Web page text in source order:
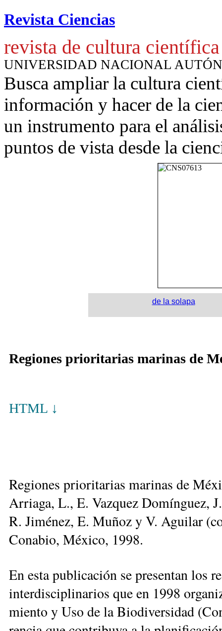
Revista Ciencias
revista de cultura científica
UNIVERSIDAD NACIONAL
Busca ampliar la cultura
información y hacer de la
un instrumento para el
puntos de vista desde la
de la solapa
Re­gio­nes prio­ri­ta­rias ma­ri­nas de
HTML ↓
Re­gio­nes prio­ri­ta­rias ma­ri­nas de
Arria­ga, L., E. Vaz­quez Do­mín­guez,
R. Ji­mé­nez, E. Mu­ñoz y V. Agui­lar
Conabio, Mé­xi­co, 1998.
En es­ta pu­bli­ca­ción se pre­sen­tan los
in­ter­dis­ci­pli­na­rios que en 1998
mien­to y Uso de la Bio­di­ver­si­dad